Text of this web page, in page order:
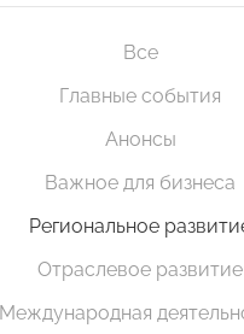
Все
Главные события
Анонсы
Важное для бизнеса
Региональное
Отраслевое развитие
Международная